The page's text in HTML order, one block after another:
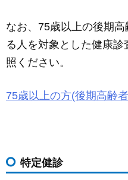
なお、75歳以上の後期
る人を対象とした健康
照ください。
75歳以上の方(後期高齢
特定健診